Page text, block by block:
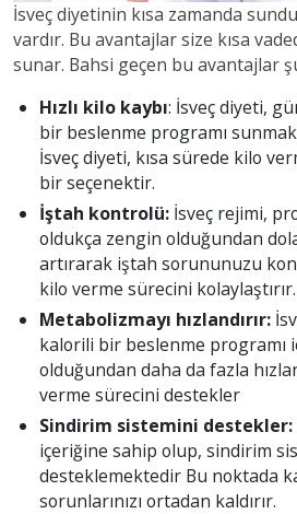
İsveç diyetinin kısa zamanda
vardır. Bu avantajlar size kısa
sunar. Bahsi geçen bu avantajlar
Hızlı kilo kaybı: İsveç diyeti,
bir beslenme programı
İsveç diyeti, kısa sürede kilo
bir seçenektir.
İştah kontrolü: İsveç rejimi,
oldukça zengin olduğundan
artırarak iştah sorununuzu
kilo verme sürecini kolaylaştırır.
Metabolizmayı hızlandırır:
kalorili bir beslenme programı
olduğundan daha da fazla
verme sürecini destekler
Sindirim sistemini destekler:
içeriğine sahip olup, sindirim
desteklemektedir Bu noktada
sorunlarınızı ortadan kaldırır.